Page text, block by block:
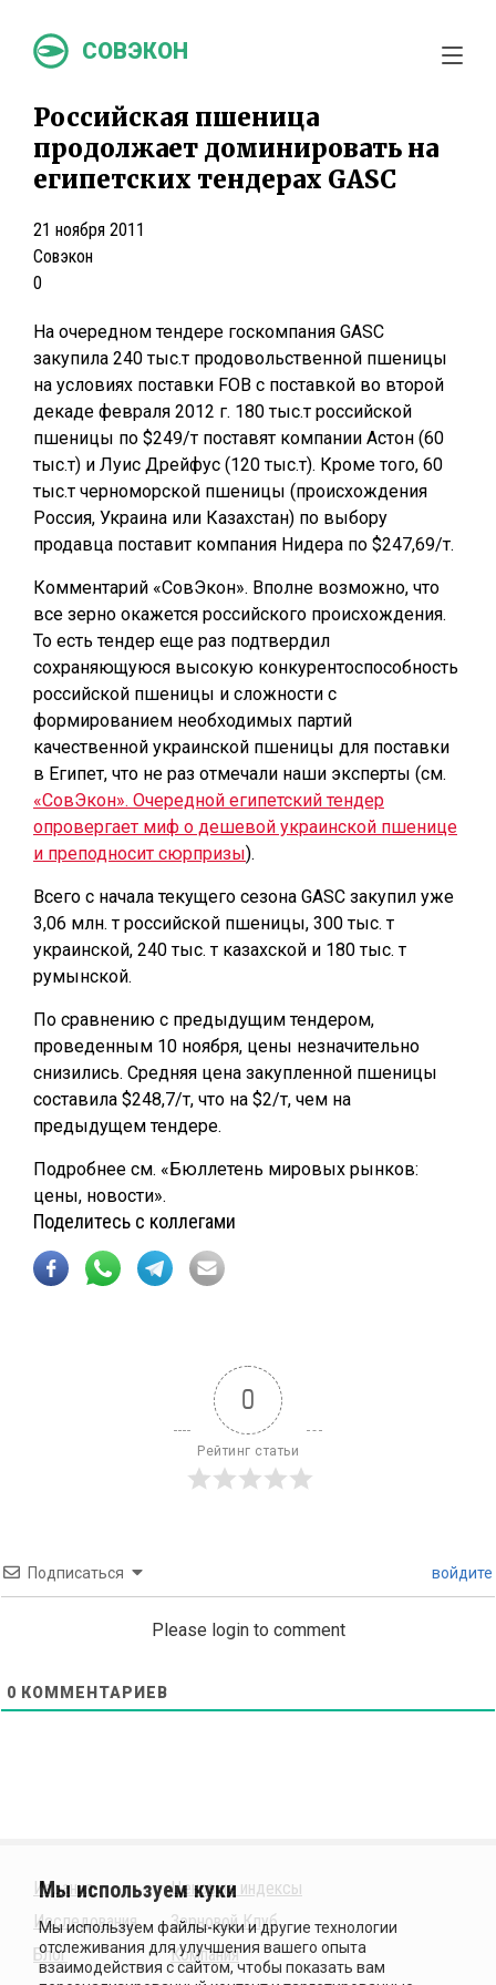
СОВЭКОН
Российская пшеница
продолжает доминировать на
египетских тендерах GASC
21 ноября 2011
Совэкон
0
На очередном тендере госкомпания GASC
закупила 240 тыс.т продовольственной пшеницы
на условиях поставки FOB с поставкой во второй
декаде февраля 2012 г. 180 тыс.т российской
пшеницы по $249/т поставят компании Астон (60
тыс.т) и Луис Дрейфус (120 тыс.т). Кроме того, 60
тыс.т черноморской пшеницы (происхождения
Россия, Украина или Казахстан) по выбору
продавца поставит компания Нидера по $247,69/т.
Комментарий «СовЭкон». Вполне возможно, что
все зерно окажется российского происхождения.
То есть тендер еще раз подтвердил
сохраняющуюся высокую конкурентоспособность
российской пшеницы и сложности с
формированием необходимых партий
качественной украинской пшеницы для поставки
в Египет, что не раз отмечали наши эксперты (см.
«СовЭкон». Очередной египетский тендер
опровергает миф о дешевой украинской пшенице
и преподносит сюрпризы).
Всего с начала текущего сезона GASC закупил уже
3,06 млн. т российской пшеницы, 300 тыс. т
украинской, 240 тыс. т казахской и 180 тыс. т
румынской.
По сравнению с предыдущим тендером,
проведенным 10 ноября, цены незначительно
снизились. Средняя цена закупленной пшеницы
составила $248,7/т, что на $2/т, чем на
предыдущем тендере.
Подробнее см. «Бюллетень мировых рынков:
цены, новости».
Поделитесь с коллегами
0
Рейтинг статьи
Подписаться войдите
Please login to comment
0 КОММЕНТАРИЕВ
Издания
Исследования
Блог
Ценовые индексы
Зерновой Клуб
Компания